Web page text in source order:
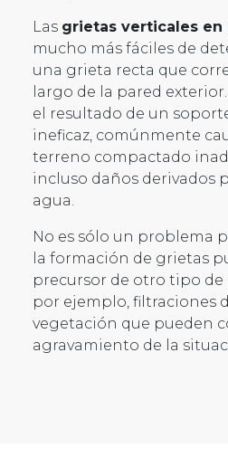
Las grietas verticales en
mucho más fáciles de
una grieta recta que
largo de la pared
el resultado de un
ineficaz, comúnmente
terreno compactado
incluso daños derivados
agua.
No es sólo un problema
la formación de grietas
precursor de otro tipo de
por ejemplo, filtraciones
vegetación que pueden
agravamiento de la